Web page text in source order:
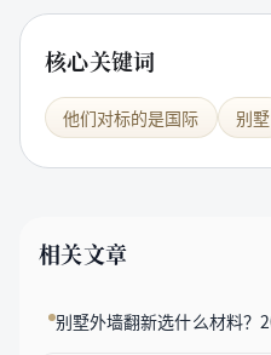
核心关键词
他们对标的是国际 别墅
相关文章
别墅外墙翻新选什么材料？